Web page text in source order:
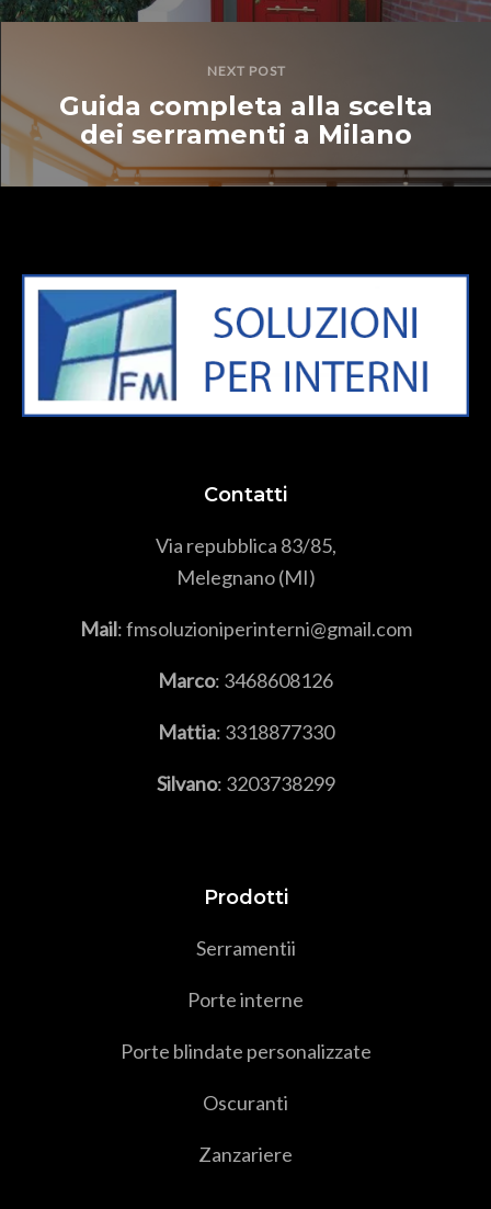
NEXT POST
Guida completa alla scelta
dei serramenti a Milano
Contatti
Via repubblica 83/85,
Melegnano (MI)
Mail: fmsoluzioniperinterni@gmail.com
Marco: 3468608126
Mattia: 3318877330
Silvano: 3203738299
Prodotti
Serramentii
Porte interne
Porte blindate personalizzate
Oscuranti
Zanzariere